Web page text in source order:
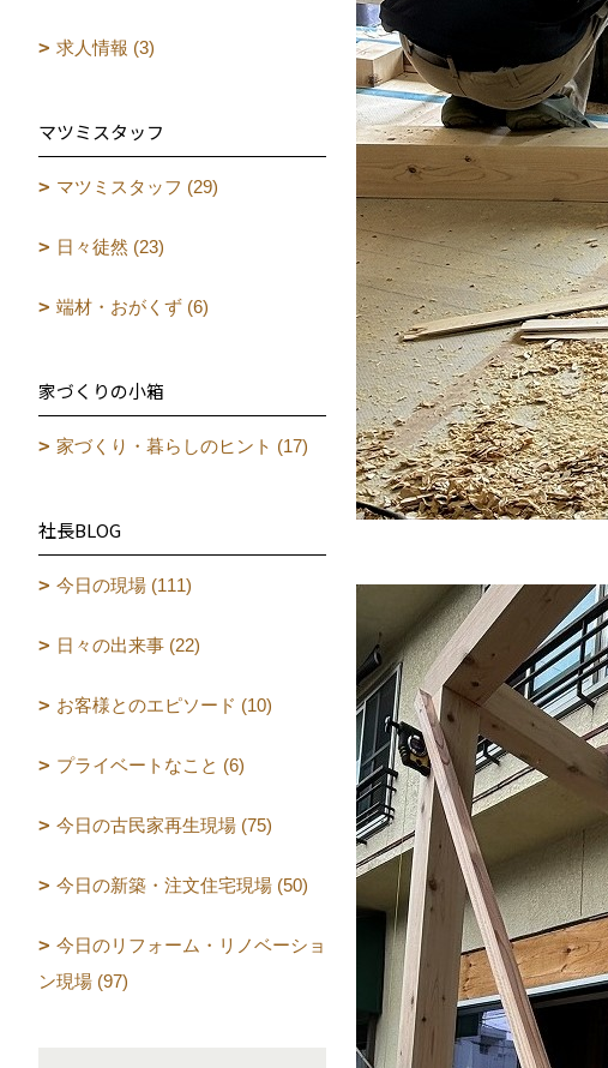
求人情報 (3)
マツミスタッフ
マツミスタッフ (29)
日々徒然 (23)
端材・おがくず (6)
家づくりの小箱
家づくり・暮らしのヒント (17)
社長BLOG
今日の現場 (111)
日々の出来事 (22)
お客様とのエピソード (10)
プライベートなこと (6)
今日の古民家再生現場 (75)
今日の新築・注文住宅現場 (50)
今日のリフォーム・リノベーショ
ン現場 (97)